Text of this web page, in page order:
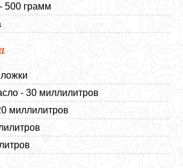
500 грамм
- 30 миллилитров
миллилитров